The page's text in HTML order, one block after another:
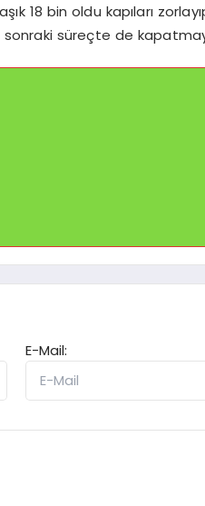
18 bin oldu kapıları
süreçte de
E-Mail: